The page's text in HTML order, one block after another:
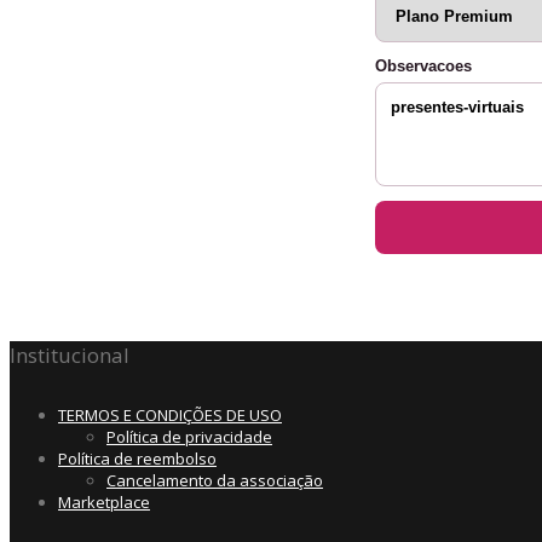
Observacoes
Institucional
TERMOS E CONDIÇÕES DE USO
Política de privacidade
Política de reembolso
Cancelamento da associação
Marketplace